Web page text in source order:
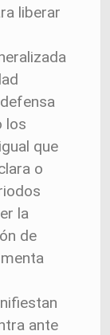
liberar
los
que
o
la
de
ante